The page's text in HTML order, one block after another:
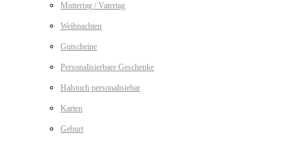
Muttertag / Vatertag
Weihnachten
Gutscheine
Personalisierbare Geschenke
Halstuch personalisiebar
Karten
Geburt